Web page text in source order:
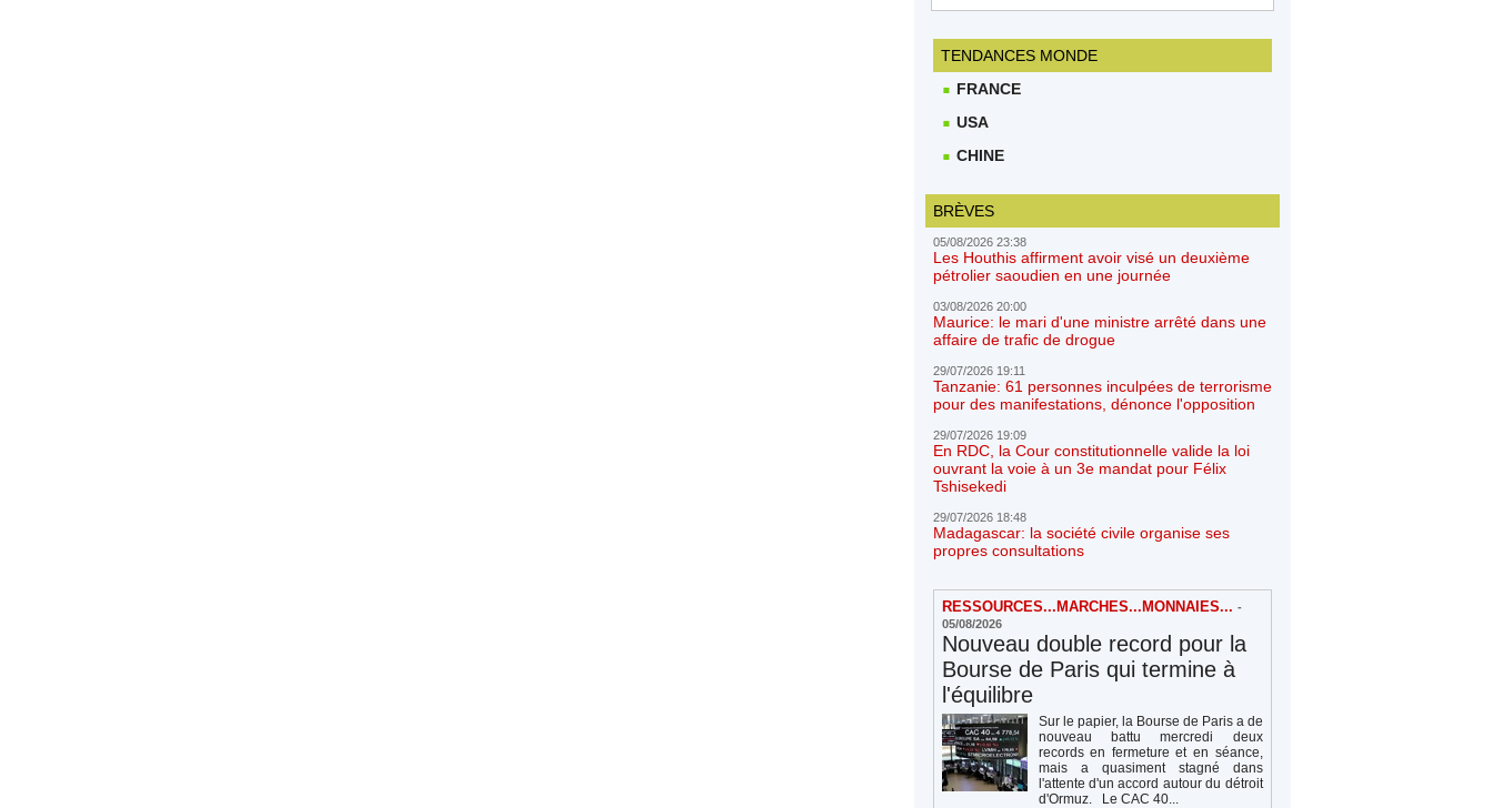
TENDANCES MONDE
FRANCE
USA
CHINE
BRÈVES
05/08/2026 23:38
Les Houthis affirment avoir visé un deuxième
pétrolier saoudien en une journée
03/08/2026 20:00
Maurice: le mari d'une ministre arrêté dans une
affaire de trafic de drogue
29/07/2026 19:11
Tanzanie: 61 personnes inculpées de terrorisme
pour des manifestations, dénonce l'opposition
29/07/2026 19:09
En RDC, la Cour constitutionnelle valide la loi
ouvrant la voie à un 3e mandat pour Félix
Tshisekedi
29/07/2026 18:48
Madagascar: la société civile organise ses
propres consultations
RESSOURCES...MARCHES...MONNAIES... -
05/08/2026
Nouveau double record pour la
Bourse de Paris qui termine à
l'équilibre
Sur le papier, la Bourse de Paris a de
nouveau battu mercredi deux
records en fermeture et en séance,
mais a quasiment stagné dans
l'attente d'un accord autour du détroit
d'Ormuz. Le CAC 40...